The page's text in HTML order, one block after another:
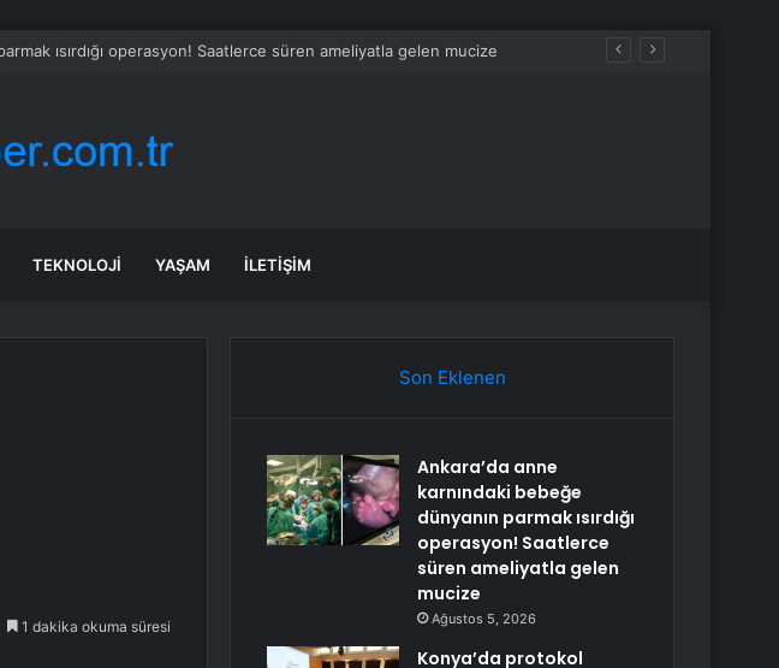
TEKNOLOJI YAŞAM İLETIŞIM
1 dakika okuma süresi
Son Eklenen
Ankara’da anne
karnındaki bebeğe
dünyanın parmak ısırdığı
operasyon! Saatlerce
süren ameliyatla gelen
mucize
Ağustos 5, 2026
Konya’da protokol